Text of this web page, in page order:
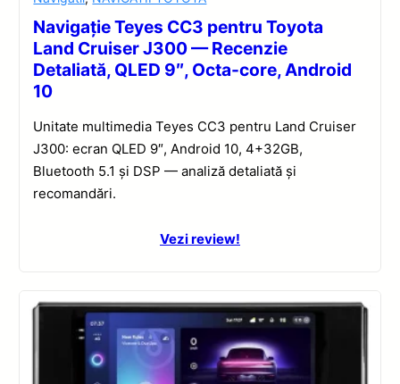
Navigație Teyes CC3 pentru Toyota
Land Cruiser J300 — Recenzie
Detaliată, QLED 9″, Octa-core, Android
10
Unitate multimedia Teyes CC3 pentru Land Cruiser
J300: ecran QLED 9″, Android 10, 4+32GB,
Bluetooth 5.1 și DSP — analiză detaliată și
recomandări.
Vezi review!